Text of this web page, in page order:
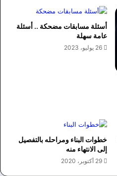
أسئلة مسابقات مضحكة .. أسئلة
عامة سهلة
26 يوليو، 2023
خطوات البناء ومراحله بالتفصيل
إلى الانتهاء منه
29 أكتوبر، 2020